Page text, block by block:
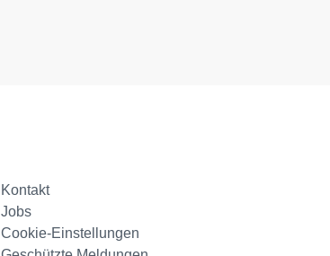
Kontakt
Jobs
Cookie-Einstellungen